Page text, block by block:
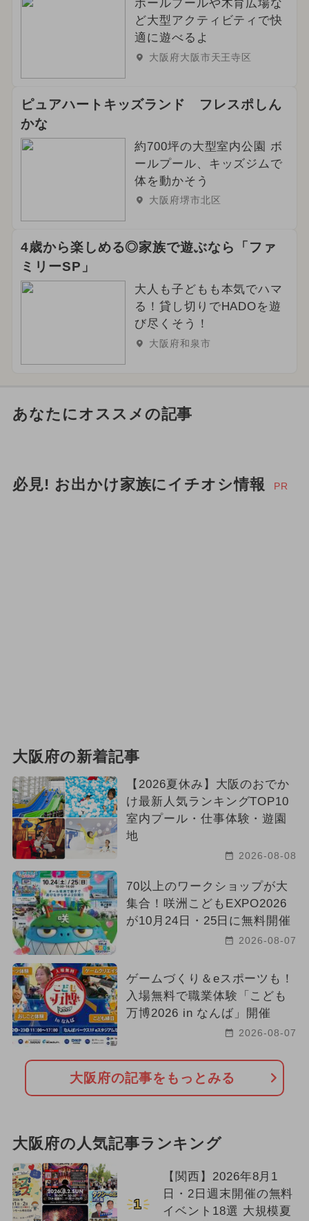
ボールプールや木育広場な
ど大型アクティビティで快
適に遊べるよ
大阪府大阪市天王寺区
ピュアハートキッズランド フレスポしん
かな
約700坪の大型室内公園 ボ
ールプール、キッズジムで
体を動かそう
大阪府堺市北区
4歳から楽しめる◎家族で遊ぶなら「ファ
ミリーSP」
大人も子どもも本気でハマ
る！貸し切りでHADOを遊
び尽くそう！
大阪府和泉市
あなたにオススメの記事
必見! お出かけ家族にイチオシ情報 PR
大阪府の新着記事
【2026夏休み】大阪のおでか
け最新人気ランキングTOP10
室内プール・仕事体験・遊園
地
2026-08-08
70以上のワークショップが大
集合！咲洲こどもEXPO2026
が10月24日・25日に無料開催
2026-08-07
ゲームづくり＆eスポーツも！
入場無料で職業体験「こども
万博2026 in なんば」開催
2026-08-07
大阪府の記事をもっとみる
大阪府の人気記事ランキング
1
【関西】2026年8月1
日・2日週末開催の無料
イベント18選 大規模夏